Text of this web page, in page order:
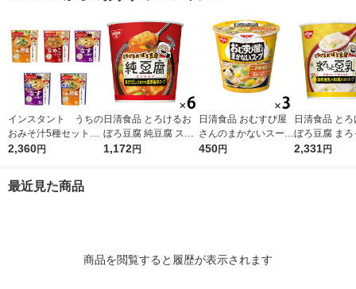
インスタント うちの
おみそ汁5種セット
1箱(25食入) アマノ
2,360円
日清食品 とろけるお
ぼろ豆腐 純豆腐 スン
ドゥブチゲ[あさりだ
1,172円
日清食品 おむすび屋
さんのまかないスープ
ごま味噌豆乳 3個 カ
450円
日清食品 と
ぼろ豆腐 まろ
乳スープ 12
2,331円
最近見た商品
商品を閲覧すると履歴が表示されます